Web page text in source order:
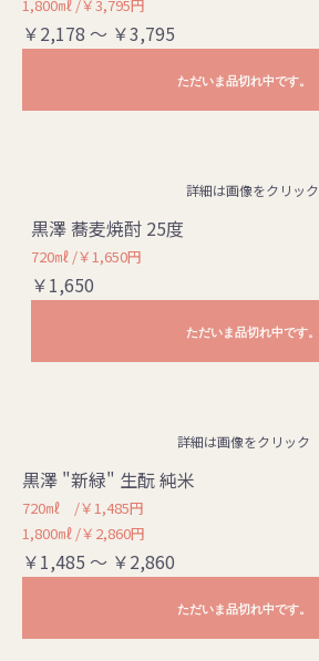
1,800㎖ /￥3,795円
￥2,178 ～ ￥3,795
ただいま品切れ中です。
詳細は画像をクリック
黒澤 蕎麦焼酎 25度
720㎖ /￥1,650円
￥1,650
ただいま品切れ中です。
詳細は画像をクリック
黒澤 "新緑" 生酛 純米
720㎖ /￥1,485円
1,800㎖ /￥2,860円
￥1,485 ～ ￥2,860
ただいま品切れ中です。